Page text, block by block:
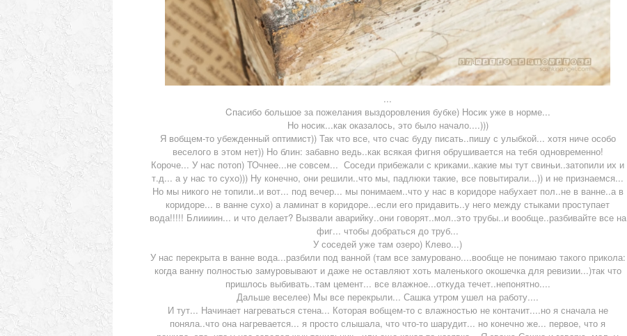
...
Cпасибо большое за пожелания выздоровления бубке) Носик уже в норме...
Но носик...как оказалось, это было начало....)))
Я вобщем-то убежденный оптимист)) Так что все, что счас буду писать..пишу с улыбкой... хотя ниче особо
веселого в этом нет)) Но блин: забавно ведь..как всякая фигня обрушивается на тебя одновременно!
Короче... У нас потоп) ТОчнее...не совсем... Соседи прибежали с криками..какие мы тут свиньи..затопили их и
т.д... а у нас то сухо))) Ну конечно, они решили..что мы, падлюки такие, все повытирали...)) и не признаемся...
Но мы никого не топили..и вот... под вечер... мы понимаем..что у нас в коридоре набухает пол..не в ванне..а в
коридоре... в ванне сухо) а ламинат в коридоре...если его придавить..у него между стыками проступает
вода!!!!! Блиииин... и что делает? Вызвали аварийку..они говорят..мол..это трубы..и вообще..разбивайте все на
фиг... чтобы добраться до труб...
У соседей уже там озеро) Клево...)
У нас перекрыта в ванне вода...разбили под ванной (там все замуровано....вообще не понимаю такого прикола:
когда ванну полностью замуровывают и даже не оставляют хоть маленького окошечка для ревизии...)так что
пришлось выбивать..там цемент... все влажное...откуда течет..непонятно....
Дальше веселее) Мы все перекрыли... Сашка утром ушел на работу....
И тут... Начинает нагреваться стена... Которая вобщем-то с влажностью не контачит....но я сначала не
поняла..что она нагревается... я просто слышала, что что-то шарудит... но конечно же... первое, что я